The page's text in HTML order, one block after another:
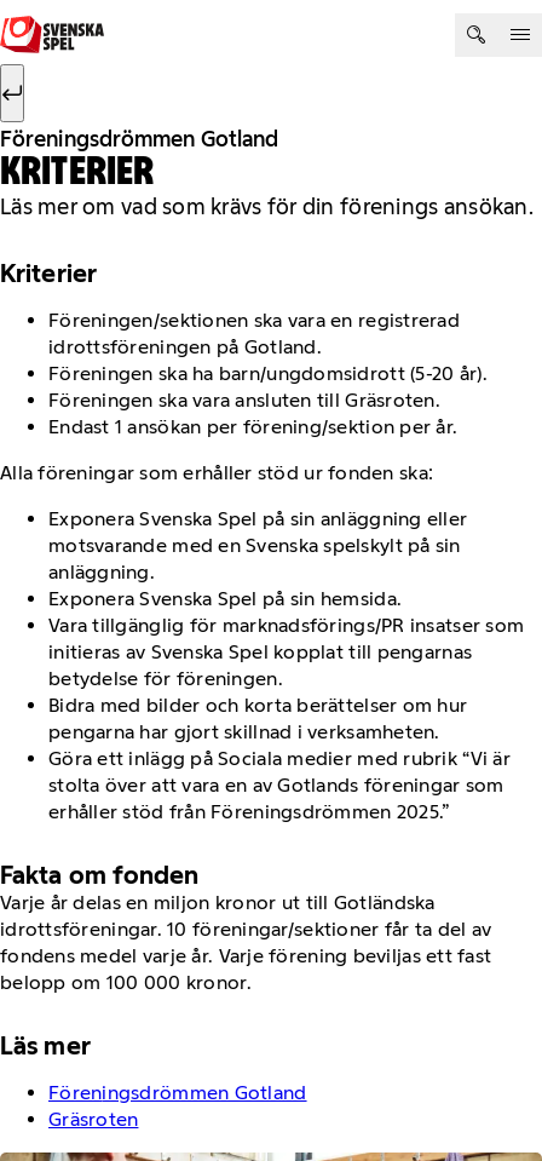
Hoppa till innehåll
Sök efter:
Föreningsdrömmen Gotland
KRITERIER
Läs mer om vad som krävs för din förenings ansökan.
Kriterier
Föreningen/sektionen ska vara en registrerad
idrottsföreningen på Gotland.​
Föreningen ska ha barn/ungdomsidrott (5-20 år). ​
Föreningen ska vara ansluten till Gräsroten.​
Endast 1 ansökan per förening/sektion per år.​
Alla föreningar som erhåller stöd ur fonden ska:​
Exponera Svenska Spel på sin anläggning eller
motsvarande med en Svenska spelskylt på sin
anläggning.​
Exponera Svenska Spel på sin hemsida.​
Vara tillgänglig för marknadsförings/PR insatser som
initieras av Svenska Spel kopplat till pengarnas
betydelse för föreningen.​
Bidra med bilder och korta berättelser om hur
pengarna har gjort skillnad i verksamheten.​
Göra ett inlägg på Sociala medier med rubrik “Vi är
stolta över att vara en av Gotlands föreningar som
erhåller stöd från Föreningsdrömmen 2025.”
Fakta om fonden
Varje år delas en miljon kronor ut till Gotländska
idrottsföreningar.​ 10 föreningar/sektioner får ta del av
fondens medel varje år.​ Varje förening beviljas ett fast
belopp om 100 000 kronor.​
Läs mer
Föreningsdrömmen Gotland
Gräsroten